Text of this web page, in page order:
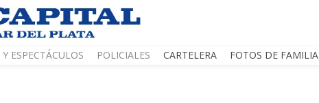
ESPECTÁCULOS POLICIALES CARTELERA FOTOS DE FAMILIA